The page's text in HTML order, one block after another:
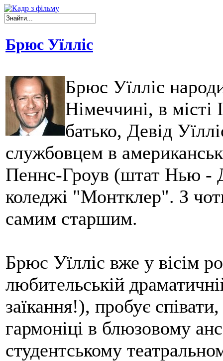
Брюс Уїлліс
Брюс Уїлліс
Німеччині, в
батько, Девід
службовцем в
Пеннс-Гроув (штат Нью
коледжі "Монтклер". З
самим старшим.
Брюс Уїлліс вже у вісім
любительській
заїкання!), пробує
гармоніці в блюзовому
студентському